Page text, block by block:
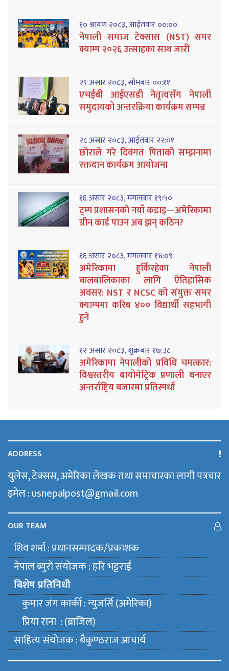
१० श्रावण २०८३, आईतवार ००:००
नेपाली समाज टेक्सास (NST) समर
क्याम्प २०२६ उत्साहका साथ जारी
२९ असार २०८३, सोमबार ००:११
एचईबी आईएसडी नेतृत्वसँग नेपाली
समुदायको अन्तरक्रिया कार्यक्रम सम्पन्न
२८ असार २०८३, आईतवार २२:०१
छोराले गरे दिवंगत पिताको सम्झनामा
रक्तदान कार्यक्रम आयोजना
१६ असार २०८३, मंगलवार १९:५०
ट्रम्प प्रशासनको नयाँ कडाइ—अमेरिकामा
ग्रीन कार्ड पाउन अब झन् कठिन?
१६ असार २०८३, मंगलवार १४:०९
अमेरिकामा हुर्किरहेका नेपाली
बालबालिकाका लागि ऐतिहासिक
अवसर: NST र NCSC को संयुक्त समर
क्याम्पमा करिब ४०० विद्यार्थी सहभागी
हुने
१२ असार २०८३, शुक्रबार १७:३८
अमेरिकामा नेपालीको प्रविधि चमत्कार:
विश्वस्तरीय बायोमेट्रिक प्रणाली बनाएर
अन्तर्राष्ट्रिय बजारमा प्रतिस्पर्धा
ADDRESS
युलेस, टेक्सस, अमेरिका लेखक तथा समाचारका लागी पत्रचार
इमेल : usnepalpost@gmail.com
OUR TEAM
शिव शर्मा : प्रधानसम्पादक/प्रकाशक
नेपाल ब्युराे संयाेजक : हरि भट्टराई
बिशेष प्रतिनिधी
कुमार जंग कार्की : न्युजर्सि (अमेरिका)
प्रिया राना : (ब्राजिल)
साहित्य संयाेजक : बैकुण्ठराज आचार्य